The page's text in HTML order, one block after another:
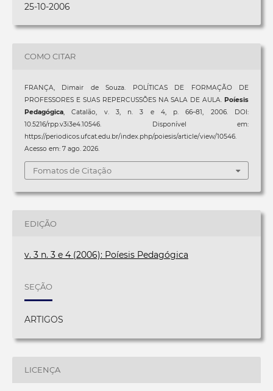
25-10-2006
COMO CITAR
FRANÇA, Dimair de Souza. POLÍTICAS DE FORMAÇÃO DE
PROFESSORES E SUAS REPERCUSSÕES NA SALA DE AULA.Poíesis
Pedagógica, Catalão, v. 3, n. 3 e 4, p. 66–81, 2006. DOI:
10.5216/rpp.v3i3e4.10546. Disponível em:
https://periodicos.ufcat.edu.br/index.php/poiesis/article/view/10546.
Acesso em: 7 ago. 2026.
Fomatos de Citação
EDIÇÃO
v. 3 n. 3 e 4 (2006): Poíesis Pedagógica
SEÇÃO
ARTIGOS
LICENÇA